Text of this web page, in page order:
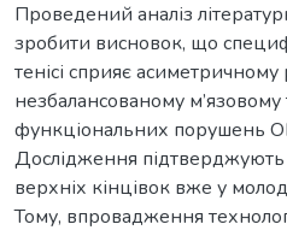
Проведений аналіз
зробити висновок, що
тенісі сприяє асиметричному
незбалансованому
функціональних порушень
Дослідження підтверджують
верхніх кінцівок вже у
Тому, впровадження